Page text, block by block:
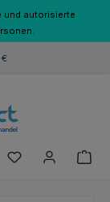
und autorisierte
Du hast 0